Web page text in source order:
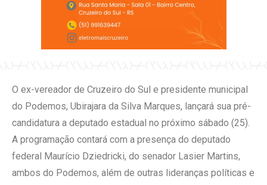
O ex-vereador de Cruzeiro do Sul e presidente municipal
do Podemos, Ubirajara da Silva Marques, lançará sua pré-
candidatura a deputado estadual no próximo sábado (25).
A programação contará com a presença do deputado
federal Maurício Dziedricki, do senador Lasier Martins,
ambos do Podemos, além de outras lideranças políticas e